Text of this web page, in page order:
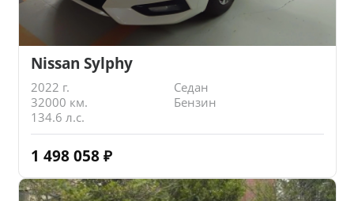
Nissan Sylphy
2022 г.
Седан
32000 км.
Бензин
134.6 л.с.
1 498 058 ₽